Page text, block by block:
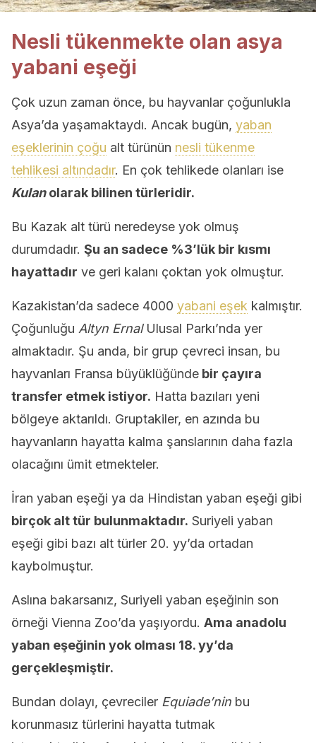
Nesli tükenmekte olan asya
yabani eşeği
Çok uzun zaman önce, bu hayvanlar çoğunlukla
Asya’da yaşamaktaydı. Ancak bugün, yaban
eşeklerinin çoğu alt türünün nesli tükenme
tehlikesi altındadır. En çok tehlikede olanları ise
Kulanolarak bilinen türleridir.
Bu Kazak alt türü neredeyse yok olmuş
durumdadır. Şu an sadece %3’lük bir kısmı
hayattadır ve geri kalanı çoktan yok olmuştur.
Kazakistan’da sadece 4000 yabani eşek kalmıştır.
Çoğunluğu Altyn ErnalUlusal Parkı’nda yer
almaktadır. Şu anda, bir grup çevreci insan, bu
hayvanları Fransa büyüklüğünde bir çayıra
transfer etmek istiyor. Hatta bazıları yeni
bölgeye aktarıldı. Gruptakiler, en azında bu
hayvanların hayatta kalma şanslarının daha fazla
olacağını ümit etmekteler.
İran yaban eşeği ya da Hindistan yaban eşeği gibi
birçok alt tür bulunmaktadır. Suriyeli yaban
eşeği gibi bazı alt türler 20. yy’da ortadan
kaybolmuştur.
Aslına bakarsanız, Suriyeli yaban eşeğinin son
örneği Vienna Zoo’da yaşıyordu. Ama anadolu
yaban eşeğinin yok olması 18. yy’da
gerçekleşmiştir.
Bundan dolayı, çevreciler Equiade’nin bu
korunmasız türlerini hayatta tutmak